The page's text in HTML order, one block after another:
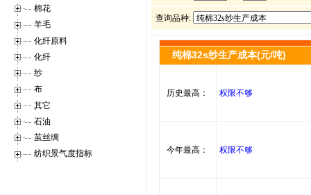
棉花
羊毛
化纤原料
化纤
纱
布
其它
石油
茧丝绸
纺织景气度指标
查询品种: